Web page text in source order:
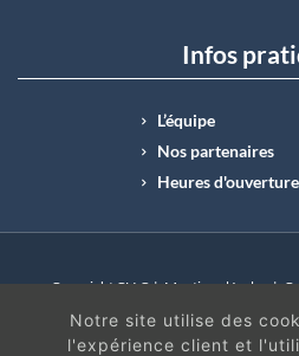
Infos
L’équipe
Nos partenaires
Heures d'ouverture
Copyright CLI © | Mentions légales |
N°Entreprise : BE0414.742.009 |
Notre site utilise des
l'expérience client et